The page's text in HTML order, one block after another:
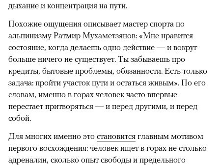
дыхание и концентрация на пути.
Похожие ощущения описывает мастер спорта по
альпинизму Ратмир Мухаметзянов: «Мне нравится
состояние, когда делаешь одно действие — и вокруг
больше ничего не существует. Ты забываешь про
кредиты, бытовые проблемы, обязанности. Есть только
задача: пройти участок пути и остаться живым». По его
словам, именно в горах человек часто впервые
перестает притворяться — и перед другими, и перед
собой.
Для многих именно это становится главным мотивом
первого восхождения: человек ищет в горах не столько
адреналин, сколько опыт свободы и предельного